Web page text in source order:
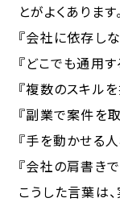
とがよくあります。
『会社に依存し
『どこでも通用
『複数のスキル
『副業で案件を取
『手を動かせる人
『会社の肩書き
こうした言葉は